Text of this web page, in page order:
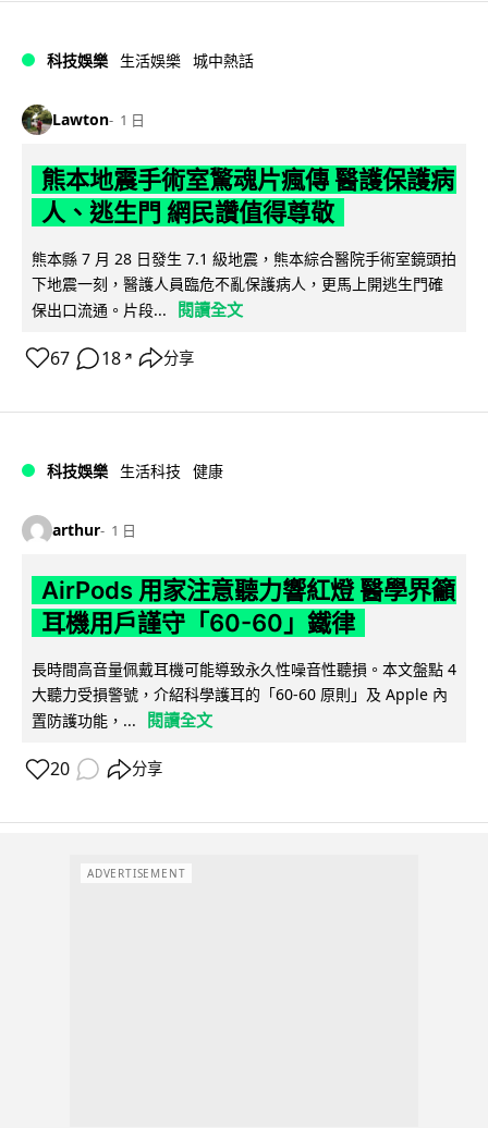
科技娛樂 生活娛樂 城中熱話
Lawton 1 日
熊本地震手術室驚魂片瘋傳 醫護保護病
人、逃生門 網民讚值得尊敬
熊本縣 7 月 28 日發生 7.1 級地震，熊本綜合醫院手術室鏡頭拍
下地震一刻，醫護人員臨危不亂保護病人，更馬上開逃生門確
保出口流通。片段...
閱讀全文
67 18 ↗ 分享
科技娛樂 生活科技 健康
arthur 1 日
AirPods 用家注意聽力響紅燈 醫學界籲
耳機用戶謹守「60-60」鐵律
長時間高音量佩戴耳機可能導致永久性噪音性聽損。本文盤點 4
大聽力受損警號，介紹科學護耳的「60-60 原則」及 Apple 內
置防護功能，...
閱讀全文
20 分享
ADVERTISEMENT